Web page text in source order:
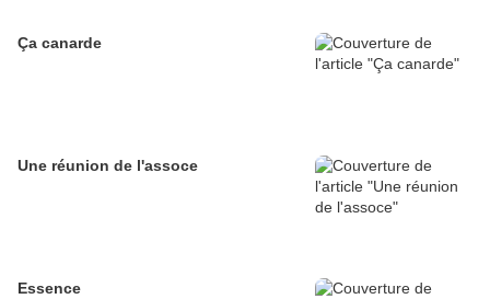
Ça canarde
Une réunion de l'assoce
Essence